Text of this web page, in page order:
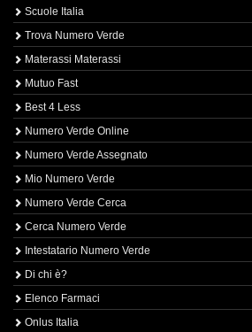
Scuole Italia
Trova Numero Verde
Materassi Materassi
Mutuo Fast
Best 4 Less
Numero Verde Online
Numero Verde Assegnato
Mio Numero Verde
Numero Verde Cerca
Cerca Numero Verde
Intestatario Numero Verde
Di chi è?
Elenco Farmaci
Onlus Italia